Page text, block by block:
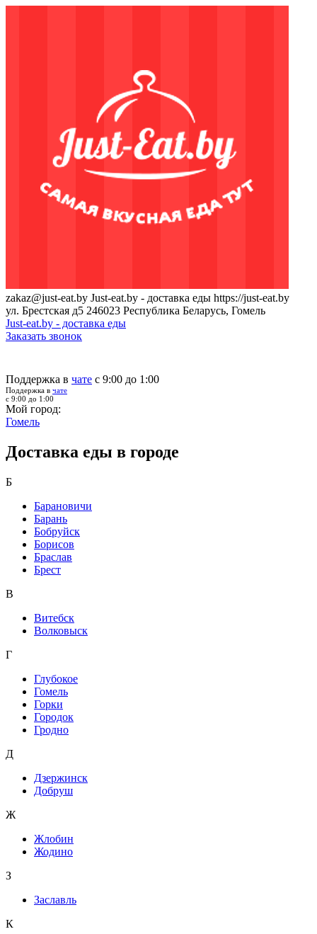
zakaz@just-eat.by Just-eat.by - доставка еды https://just-eat.by
ул. Брестская д5 246023 Республика Беларусь, Гомель
Just-eat.by - доставка еды
Заказать звонок
Поддержка в чате с 9:00 до 1:00
Поддержка в чате
с 9:00 до 1:00
Мой город:
Гомель
Доставка еды в городе
Б
Барановичи
Барань
Бобруйск
Борисов
Браслав
Брест
В
Витебск
Волковыск
Г
Глубокое
Гомель
Горки
Городок
Гродно
Д
Дзержинск
Добруш
Ж
Жлобин
Жодино
З
Заславль
К